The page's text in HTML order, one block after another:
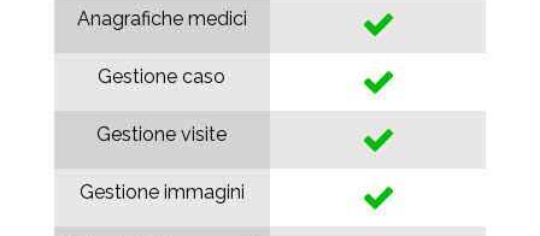
Anagrafiche medici
Gestione caso
Gestione visite
Gestione immagini